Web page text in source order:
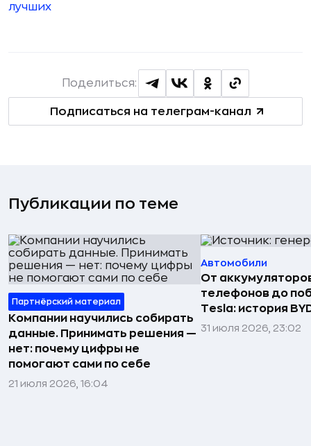
лучших
Подписаться на телеграм-канал
Поделиться:
Публикации по теме
Партнёрский материал
Компании научились собирать
данные. Принимать решения —
нет: почему цифры не
помогают сами по себе
21 июля 2026, 16:04
Автомобили
От
телефонов до
Tesla: история
31 июля 2026, 23:02